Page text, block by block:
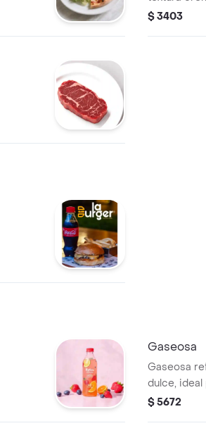
tus platillos
$ 3403
Gaseosa
Gaseosa
dulce,
comida.
$ 5672